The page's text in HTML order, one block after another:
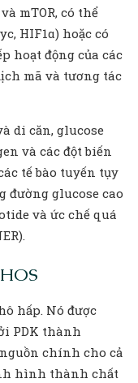
mTOR, có thể
HIF1α) hoặc có
hoạt động của các
mã và tương tác
di căn, glucose
và các đột biến
tế bào tuyến tụy
đường glucose cao
và ức chế quá
hấp. Nó được
PDK thành
chính cho cả
hình thành chất